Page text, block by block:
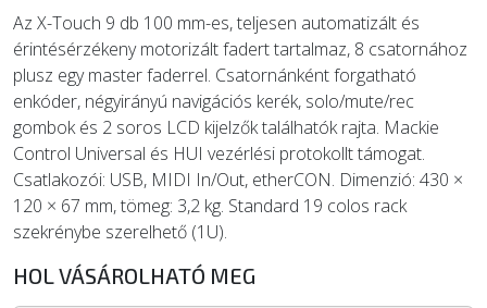
Az X-Touch 9 db 100 mm-es, teljesen automatizált és
érintésérzékeny motorizált fadert tartalmaz, 8 csatornához
plusz egy master faderrel. Csatornánként forgatható
enkóder, négyirányú navigációs kerék, solo/mute/rec
gombok és 2 soros LCD kijelzők találhatók rajta. Mackie
Control Universal és HUI vezérlési protokollt támogat.
Csatlakozói: USB, MIDI In/Out, etherCON. Dimenzió: 430 ×
120 × 67 mm, tömeg: 3,2 kg. Standard 19 colos rack
szekrénybe szerelhető (1U).
HOL VÁSÁROLHATÓ MEG